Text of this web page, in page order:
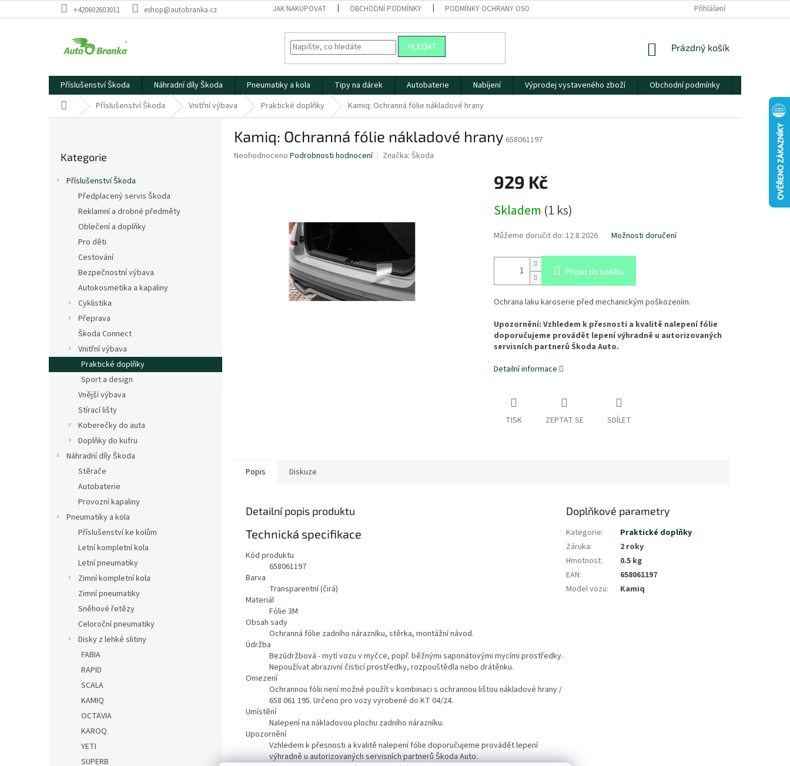
na
+420602603011 eshop@autobranka.cz JAK NAKUPOVAT OBCHODNÍ PODMÍNKY PODMÍNKY OCHRANY OSOBNÍCH ÚDAJŮ Přihlášení
HLEDAT
NÁKUPNÍ
Prázdný košík
Příslušenství Škoda Náhradní díly Škoda Pneumatiky a kola Tipy na dárek Autobaterie Nabíjení Výprodej vystaveného zboží Obchodní podmínky
Domů Příslušenství Škoda Vnitřní výbava Praktické doplňky Kamiq: Ochranná fólie nákladové hrany
kategorie
Kategorie
Příslušenství Škoda
Předplacený servis Škoda
Reklamní a drobné předměty
Oblečení a doplňky
Pro děti
Cestování
Bezpečnostní výbava
Autokosmetika a kapaliny
Cyklistika
Přeprava
Škoda Connect
Vnitřní výbava
Praktické doplňky
Sport a design
Vnější výbava
Stírací lišty
Koberečky do auta
Doplňky do kufru
Náhradní díly Škoda
Stěrače
Autobaterie
Provozní kapaliny
Pneumatiky a kola
Příslušenství ke kolům
Letní kompletní kola
Letní pneumatiky
Zimní kompletní kola
Zimní pneumatiky
Sněhové řetězy
Celoroční pneumatiky
Disky z lehké slitiny
FABIA
RAPID
SCALA
KAMIQ
OCTAVIA
KAROQ
YETI
SUPERB
Kamiq: Ochranná fólie nákladové hrany 658061197
Průměrné
Neohodnoceno Podrobnosti hodnocení Značka: Škoda
929 Kč
cena:
Skladem (1 ks)
Můžeme doručit do: 12.8.2026 Možnosti doručení
Přidat do košíku
Ochrana laku karoserie před mechanickým poškozením.
Upozornění: Vzhledem k přesnosti a kvalitě nalepení fólie
doporučujeme provádět lepení výhradně u autorizovaných
servisních partnerů Škoda Auto.
Detailní informace
TISK ZEPTAT SE SDÍLET
Popis Diskuze
Detailní popis produktu
Technická specifikace
Kód produktu
658061197
Barva
Transparentní (čirá)
Materiál
Fólie 3M
Obsah sady
Ochranná fólie zadního nárazníku, stěrka, montážní návod.
Údržba
Bezúdržbová - mytí vozu v myčce, popř. běžnými saponátovými mycími prostředky.
Nepoužívat abrazivní čisticí prostředky, rozpouštědla nebo drátěnku.
Omezení
Ochrannou fólii není možné použít v kombinaci s ochrannou lištou nákladové hrany /
658 061 195. Určeno pro vozy vyrobené do KT 04/24.
Umístění
Nalepení na nákladovou plochu zadního nárazníku.
Upozornění
Vzhledem k přesnosti a kvalitě nalepení fólie doporučujeme provádět lepení
výhradně u autorizovaných servisních partnerů Škoda Auto.
Doplňkové parametry
Kategorie:
Praktické doplňky
Záruka:
2 roky
Hmotnost:
0.5 kg
EAN:
658061197
Model vozu: Kamiq